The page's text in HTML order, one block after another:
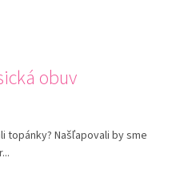
obuv
topánky? Našľapovali by sme